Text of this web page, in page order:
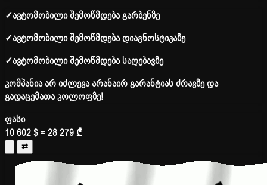
✓ავტომობილი შემოწმდება გარბენზე
✓ავტომობილი შემოწმდება დიაგნოსტიკაზე
✓ავტომობილი შემოწმდება საღებავზე
კომპანია არ იძლევა არანაირ გარანტიას ძრავზე და
გადაცემათა კოლოფზე!
ფასი
10 602 $≈ 28 279 ₾
⇄